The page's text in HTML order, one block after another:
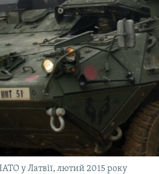
у Латвії, лютий 2015 року